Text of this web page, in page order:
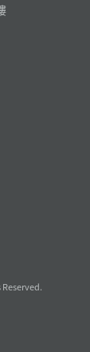
Reserved.